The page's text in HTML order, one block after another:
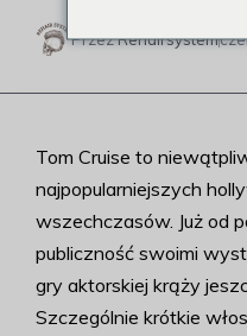
PrzezRehairsystem
Tom Cruise to
najpopularniejszych
wszechczasów. Już od
publiczność swoimi
gry aktorskiej krąży
Szczególnie krótkie